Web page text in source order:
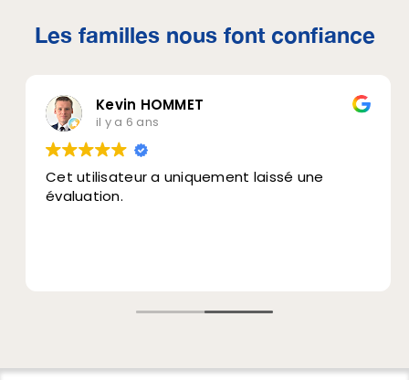
Les familles nous font confiance
Kevin HOMMET
il y a 6 ans
Cet utilisateur a uniquement laissé une
évaluation.